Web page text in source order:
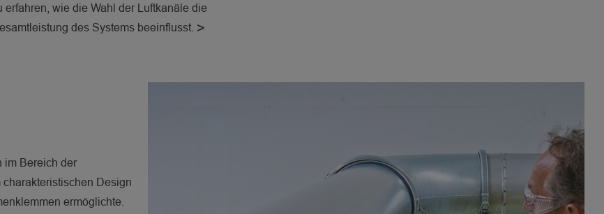
erfahren, wie die Wahl der Luftkanäle die
des Systems beeinflusst.
im Bereich der
Design
ermöglichte.